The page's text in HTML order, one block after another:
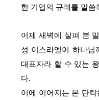
한 기업의 규례를 말
어제 새벽에 살펴 본
성 이스라엘이 하나님
대표자라 할 수 있는
다.
이에 이어지는 본 단